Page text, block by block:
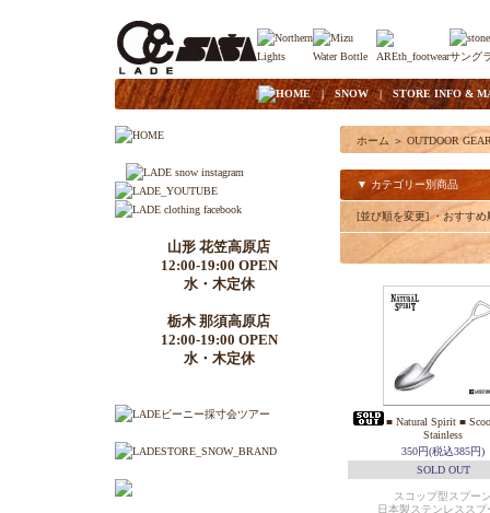
| HOME|SNOW| STORE INFO &
山形 花笠高原店
12:00-19:00 OPEN
水・木定休
栃木 那須高原店
12:00-19:00 OPEN
水・木定休
ホーム ＞ OUTDOOR
▼ カテゴリー別商品
[並び順を変更]・おすすめ
■ Natural Spirit ■
Stainless
350円(税込385円)
SOLD OUT
スコップ型スプー
日本製ステンレススプ